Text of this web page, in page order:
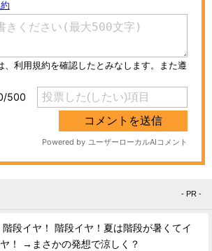
- PR -
階段イヤ！ 階段イヤ！夏は階段が暑くてイ
ヤ！ →まさかの発想で涼しく？